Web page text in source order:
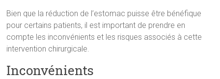
Bien que la réduction de l’estomac puisse être bénéfique
pour certains patients, il est important de prendre en
compte les inconvénients et les risques associés à cette
intervention chirurgicale.
Inconvénients